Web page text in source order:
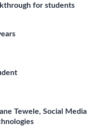
for students
Tewele, Social Media